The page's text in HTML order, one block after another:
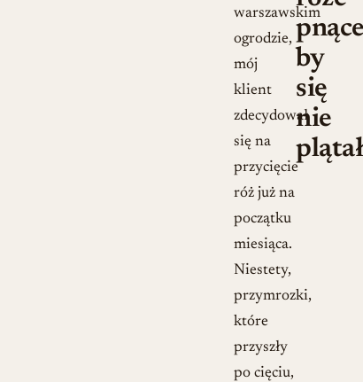
warszawskim
ogrodzie,
mój
klient
zdecydował
się na
przycięcie
róż już na
początku
miesiąca.
Niestety,
przymrozki,
które
przyszły
po cięciu,
by
się
nie